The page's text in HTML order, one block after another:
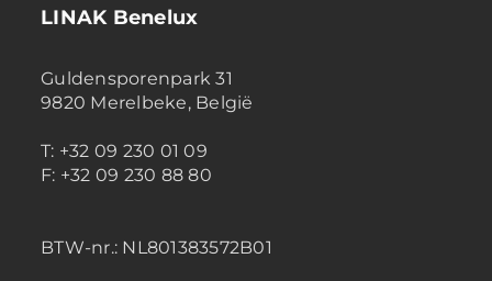
LINAK Benelux
Guldensporenpark 31
9820 Merelbeke, België
T: +32 09 230 01 09
F: +32 09 230 88 80
BTW-nr.: NL801383572B01